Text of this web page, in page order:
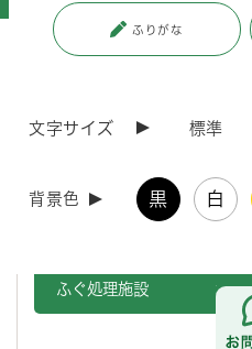
ふりがな
文字サイズ 標準
背景色 黒 白
更新日付
除毒されていないふぐの加工調理や
認定を受けてください。
ふぐ処理施設